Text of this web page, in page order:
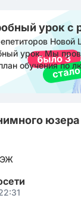
урок с
урок. Мы
обучения по
юзера
ЭЖ